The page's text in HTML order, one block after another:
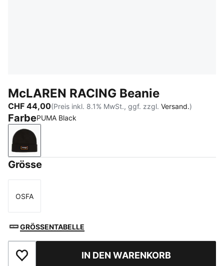
McLAREN RACING Beanie
CHF 44,00(Preis inkl. 8.1% MwSt., ggf. zzgl. Versand.)
FarbePUMA Black
PUMA Black
Grösse
Größe
OSFA
GRÖSSENTABELLE
Zu Favoriten hinzufügenIN DEN WARENKORB